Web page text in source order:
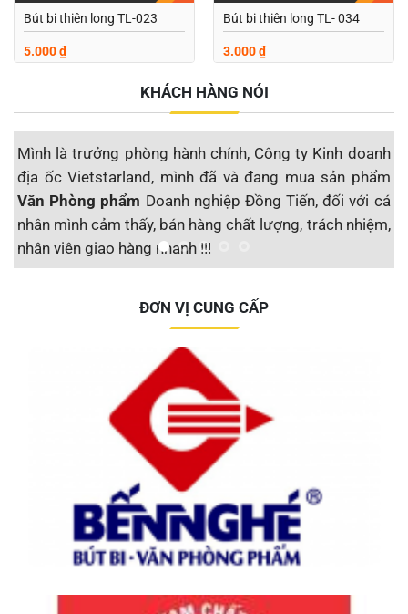
Bút bi thiên long TL-023
5.000₫
Bút bi thiên long TL- 034
3.000₫
KHÁCH HÀNG NÓI
Mình là trưởng phòng hành chính, Công ty Kinh doanh
địa ốc Vietstarland, mình đã và đang mua sản phẩm
Văn Phòng phẩm Doanh nghiệp Đồng Tiến, đối với cá
nhân mình cảm thấy, bán hàng chất lượng, trách nhiệm,
nhân viên giao hàng nhanh !!!
ĐƠN VỊ CUNG CẤP